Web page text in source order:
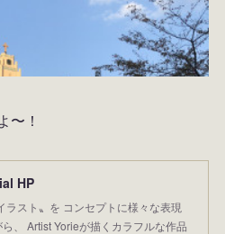
〜！
HP
ラスト〟を コンセプトに様々な表現
、 Artist Yorieが描くカラフルな作品